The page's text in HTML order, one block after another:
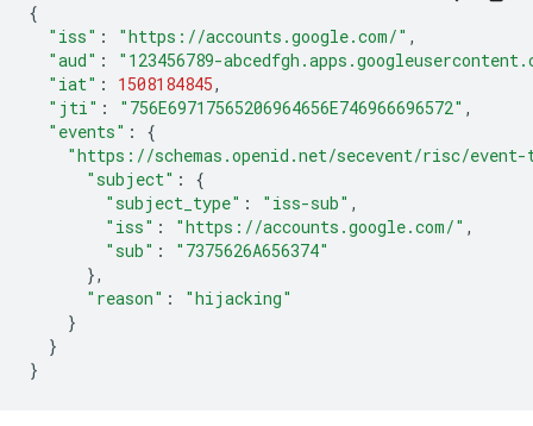
{
"iss" : "https://accounts.google.com/" ,
"aud" :
"123456789-
"iat" : 1508184845,
"jti" : "756E69717565206964656E746966696572" ,
"events" :
{
"https://schemas.openid.net/secevent/risc/event-
"subject" :
{
"subject_type" : "iss-sub" ,
"iss" : "https://accounts.google.com/" ,
"sub" :
"7375626A656374"
},
"reason" :
"hijacking"
}
}
}